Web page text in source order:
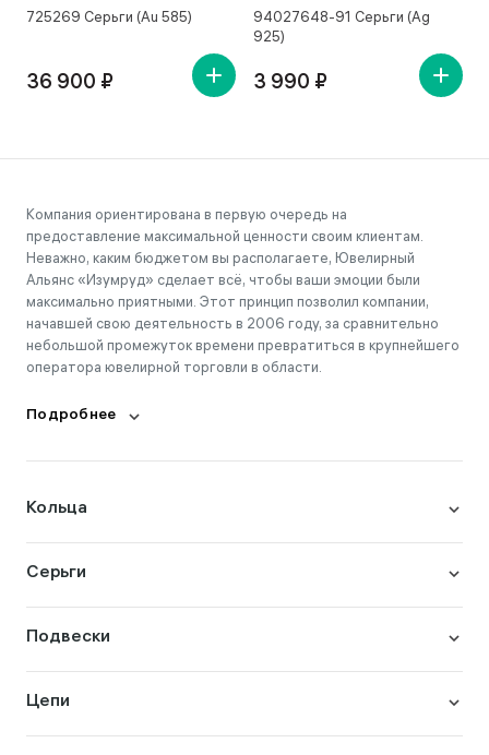
725269 Серьги (Au 585)
36 900 ₽
94027648-91 Серьги (Ag
925)
3 990 ₽
Компания ориентирована в первую очередь на
предоставление максимальной ценности своим клиентам.
Неважно, каким бюджетом вы располагаете, Ювелирный
Альянс «Изумруд» сделает всё, чтобы ваши эмоции были
максимально приятными. Этот принцип позволил компании,
начавшей свою деятельность в 2006 году, за сравнительно
небольшой промежуток времени превратиться в крупнейшего
оператора ювелирной торговли в области.
Подробнее
Кольца
Серьги
Подвески
Цепи